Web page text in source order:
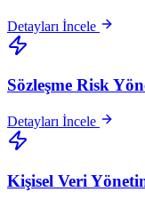
Detayları İncele
Sözleşme Risk
Detayları İncele
Kişisel Veri